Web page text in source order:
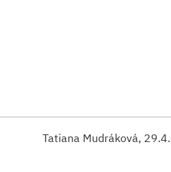
Tatiana Mudráková,